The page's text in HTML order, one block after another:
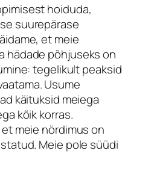
hoiduda,
suurepärase
et meie
hädade põhjuseks on
tegelikult peaksid
Usume
käituksid meiega
kõik korras.
meie nördimus on
Meie pole süüdi